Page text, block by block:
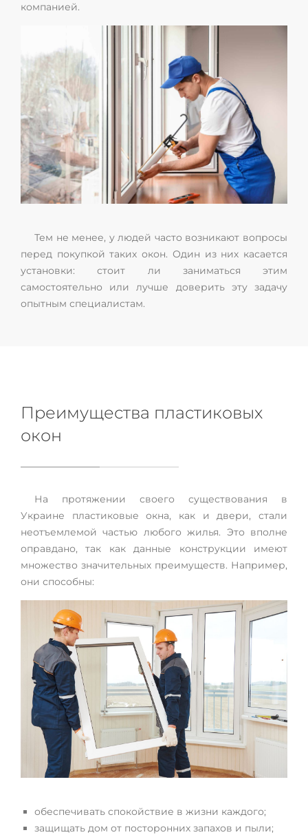
компанией.
Тем не менее, у людей часто возникают вопросы
перед покупкой таких окон. Один из них касается
установки: стоит ли заниматься этим
самостоятельно или лучше доверить эту задачу
опытным специалистам.
Преимущества пластиковых
окон
На протяжении своего существования в
Украине пластиковые окна, как и двери, стали
неотъемлемой частью любого жилья. Это вполне
оправдано, так как данные конструкции имеют
множество значительных преимуществ. Например,
они способны:
обеспечивать спокойствие в жизни каждого;
защищать дом от посторонних запахов и пыли;